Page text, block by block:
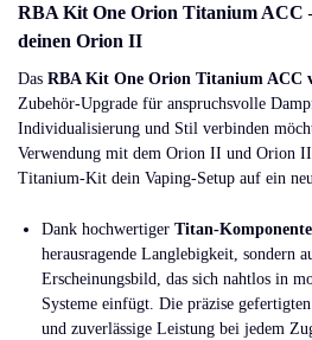
RBA Kit One Orion Titanium ACC
deinen Orion II
Das RBA Kit One Orion Titanium ACC
Zubehör-Upgrade für anspruchsvolle
Individualisierung und Stil verbinden
Verwendung mit dem Orion II und Orion II
Titanium-Kit dein Vaping-Setup auf ein
Dank hochwertiger Titan-
herausragende Langlebigkeit, sondern
Erscheinungsbild, das sich nahtlos in
Systeme einfügt. Die präzise
und zuverlässige Leistung bei jedem